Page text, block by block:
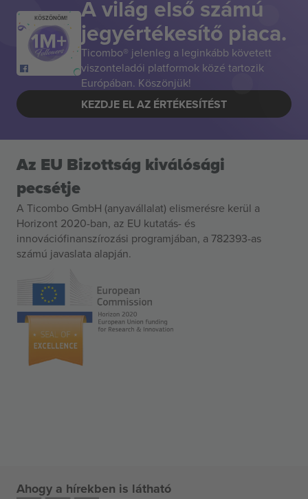
KÖSZÖNÖM! A világ első számú
jegyértékesítő piaca.
Ticombo® jelenleg a leginkább követett
viszonteladói platformok közé tartozik
Európában. Köszönjük!
KEZDJE EL AZ ÉRTÉKESÍTÉST
Az EU Bizottság kiválósági
pecsétje
A Ticombo GmbH (anyavállalat) elismerésre kerül a
Horizont 2020-ban, az EU kutatás- és
innovációfinanszírozási programjában, a 782393-as
számú javaslata alapján.
Ahogy a hírekben is látható